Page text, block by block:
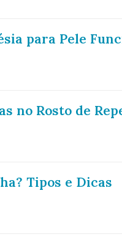
para Pele
no Rosto de
Tipos e Dicas